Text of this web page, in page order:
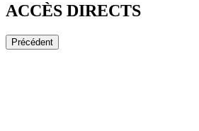
ACCÈS DIRECTS
Précédent